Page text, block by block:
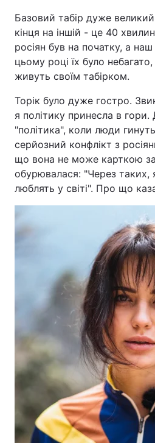
Базовий табір дуже
кінця на іншій - це 40
росіян був на початку, а
цьому році їх було
живуть своїм табірком.
Торік було дуже гостро.
я політику принесла в
"політика", коли люди
серйозний конфлікт з
що вона не може карткою
обурювалася: "Через таких,
люблять у світі". Про що